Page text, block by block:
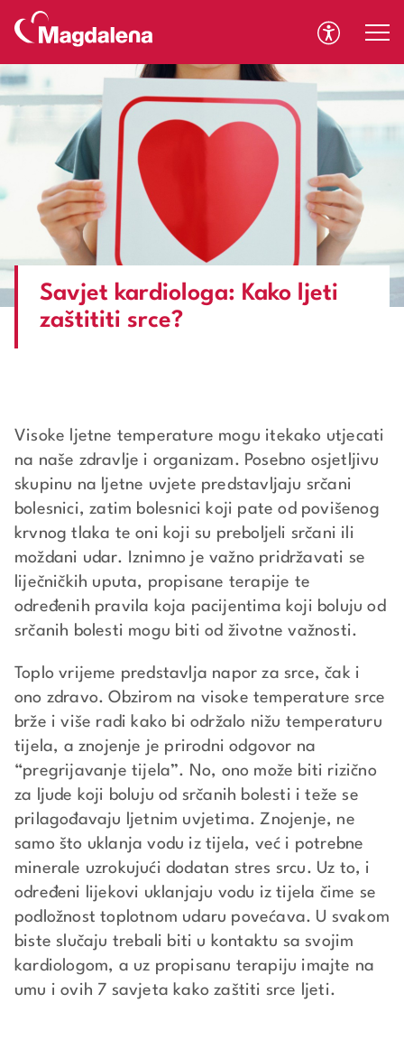
A
Savjet kardiologa: Kako ljeti
zaštititi srce?
Visoke ljetne temperature mogu itekako utjecati
na naše zdravlje i organizam. Posebno osjetljivu
skupinu na ljetne uvjete predstavljaju srčani
bolesnici, zatim bolesnici koji pate od povišenog
krvnog tlaka te oni koji su preboljeli srčani ili
moždani udar. Iznimno je važno pridržavati se
liječničkih uputa, propisane terapije te
određenih pravila koja pacijentima koji boluju od
srčanih bolesti mogu biti od životne važnosti.
Toplo vrijeme predstavlja napor za srce, čak i
ono zdravo. Obzirom na visoke temperature srce
brže i više radi kako bi održalo nižu temperaturu
tijela, a znojenje je prirodni odgovor na
“pregrijavanje tijela”. No, ono može biti rizično
za ljude koji boluju od srčanih bolesti i teže se
prilagođavaju ljetnim uvjetima. Znojenje, ne
samo što uklanja vodu iz tijela, već i potrebne
minerale uzrokujući dodatan stres srcu. Uz to, i
određeni lijekovi uklanjaju vodu iz tijela čime se
podložnost toplotnom udaru povećava. U svakom
biste slučaju trebali biti u kontaktu sa svojim
kardiologom, a uz propisanu terapiju imajte na
umu i ovih 7 savjeta kako zaštiti srce ljeti.